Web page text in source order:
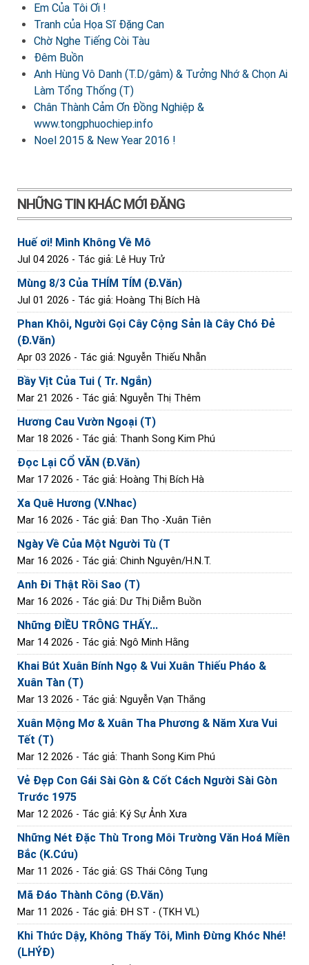
Em Của Tôi Ơi !
Tranh của Họa Sĩ Đặng Can
Chờ Nghe Tiếng Còi Tàu
Đêm Buồn
Anh Hùng Vô Danh (T.D/gâm) & Tưởng Nhớ & Chọn Ai
Làm Tổng Thống (T)
Chân Thành Cảm Ơn Đồng Nghiệp &
www.tongphuochiep.info
Noel 2015 & New Year 2016 !
NHỮNG TIN KHÁC MỚI ĐĂNG
Huế ơi! Mình Không Về Mô
Jul 04 2026 - Tác giả: Lê Huy Trử
Mùng 8/3 Của THÍM TÍM (Đ.Văn)
Jul 01 2026 - Tác giả: Hoàng Thị Bích Hà
Phan Khôi, Người Gọi Cây Cộng Sản là Cây Chó Đẻ
(Đ.Văn)
Apr 03 2026 - Tác giả: Nguyễn Thiếu Nhẫn
Bầy Vịt Của Tui ( Tr. Ngắn)
Mar 21 2026 - Tác giả: Nguyễn Thị Thêm
Hương Cau Vườn Ngoại (T)
Mar 18 2026 - Tác giả: Thanh Song Kim Phú
Đọc Lại CỔ VĂN (Đ.Văn)
Mar 17 2026 - Tác giả: Hoàng Thị Bích Hà
Xa Quê Hương (V.Nhac)
Mar 16 2026 - Tác giả: Đan Thọ -Xuân Tiên
Ngày Về Của Một Người Tù (T
Mar 16 2026 - Tác giả: Chinh Nguyên/H.N.T.
Anh Đi Thật Rồi Sao (T)
Mar 16 2026 - Tác giả: Dư Thị Diễm Buồn
Những ĐIỀU TRÔNG THẤY...
Mar 14 2026 - Tác giả: Ngô Minh Hằng
Khai Bút Xuân Bính Ngọ & Vui Xuân Thiếu Pháo &
Xuân Tàn (T)
Mar 13 2026 - Tác giả: Nguyễn Vạn Thắng
Xuân Mộng Mơ & Xuân Tha Phương & Năm Xưa Vui
Tết (T)
Mar 12 2026 - Tác giả: Thanh Song Kim Phú
Vẻ Đẹp Con Gái Sài Gòn & Cốt Cách Người Sài Gòn
Trước 1975
Mar 12 2026 - Tác giả: Ký Sự Ảnh Xưa
Những Nét Đặc Thù Trong Môi Trường Văn Hoá Miền
Bắc (K.Cứu)
Mar 11 2026 - Tác giả: GS Thái Công Tụng
Mã Đáo Thành Công (Đ.Văn)
Mar 11 2026 - Tác giả: ĐH ST - (TKH VL)
Khi Thức Dậy, Không Thấy Tôi, Mình Đừng Khóc Nhé!
(LHÝĐ)